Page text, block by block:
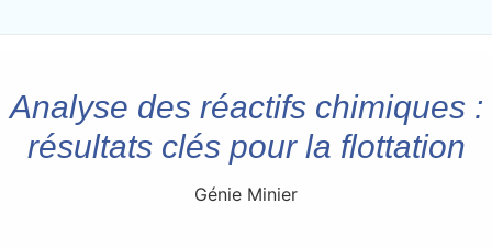
Analyse des réactifs chimiques :
résultats clés pour la flottation
Génie Minier